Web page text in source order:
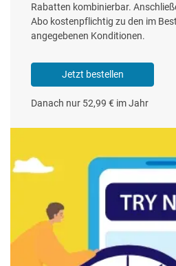
Rabatten kombinierbar.
Abo kostenpflichtig zu den im
angegebenen Konditionen.
Jetzt bestellen
Danach nur 52,99 € im Jahr